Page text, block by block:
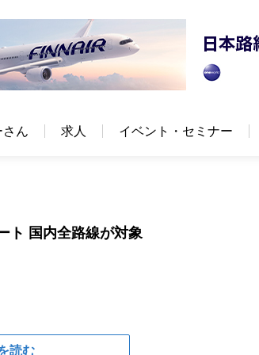
さん 求人 イベント・セミナー
ト 国内全路線が対象
読む